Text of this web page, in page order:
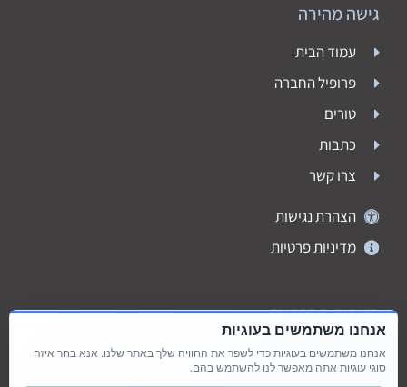
גישה מהירה
עמוד הבית
פרופיל החברה
טורים
כתבות
צרו קשר
הצהרת נגישות
מדיניות פרטיות
רשתות חברתיות
אנחנו משתמשים בעוגיות
אנחנו משתמשים בעוגיות כדי לשפר את החוויה שלך באתר שלנו. אנא בחר איזה
סוגי עוגיות אתה מאפשר לנו להשתמש בהם.